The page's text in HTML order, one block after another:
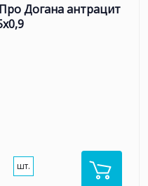
Догана антрацит
шт.